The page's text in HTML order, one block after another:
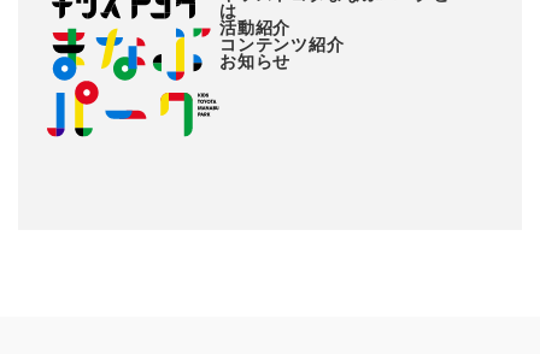
は
活動紹介
コンテンツ紹介
お知らせ